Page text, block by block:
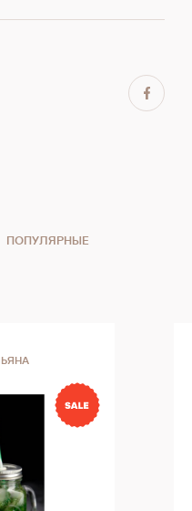
ПОПУЛЯРНЫЕ